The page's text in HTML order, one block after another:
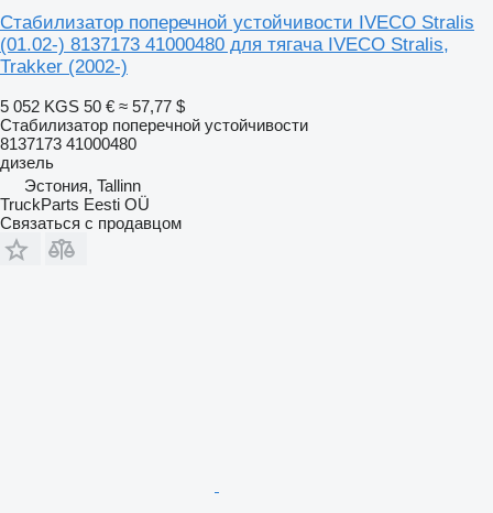
Стабилизатор поперечной устойчивости IVECO Stralis
(01.02-) 8137173 41000480 для тягача IVECO Stralis,
Trakker (2002-)
5 052 KGS 50 € ≈ 57,77 $
Стабилизатор поперечной устойчивости
8137173 41000480
дизель
Эстония, Tallinn
TruckParts Eesti OÜ
Связаться с продавцом